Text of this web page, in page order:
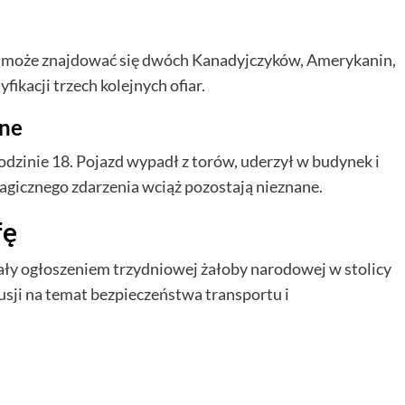
znajdować się dwóch Kanadyjczyków, Amerykanin,
trzech kolejnych ofiar.
18. Pojazd wypadł z torów, uderzył w budynek i
zdarzenia wciąż pozostają nieznane.
ogłoszeniem trzydniowej żałoby narodowej w stolicy
na temat bezpieczeństwa transportu i